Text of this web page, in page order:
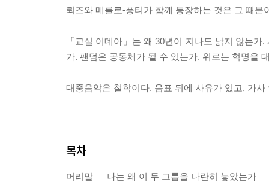
뢰즈와 메를로-퐁티가 함께 등장하는 것은 그 때문
「교실 이데아」는 왜 30년이 지나도 낡지 않는
가. 팬덤은 공동체가 될 수 있는가. 위로는 혁명을
대중음악은 철학이다. 음표 뒤에 사유가 있고, 가
목차
머리말 — 나는 왜 이 두 그룹을 나란히 놓았는가